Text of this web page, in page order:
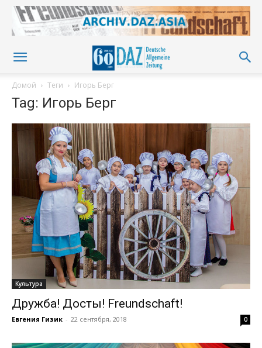
Домой Теги Игорь Берг
Tag: Игорь Берг
Культура
Дружба! Достық! Freundschaft!
Евгения Гизик - 22 сентября, 2018 0